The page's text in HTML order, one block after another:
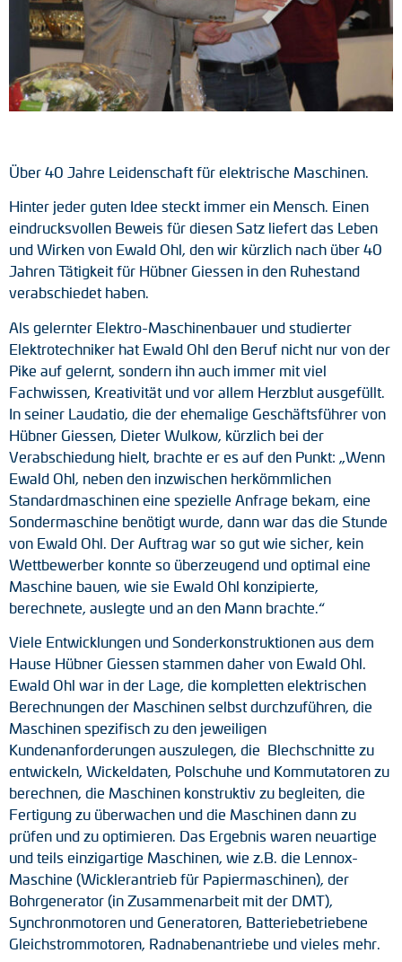
Tacho-Generatoren
LWL-Signalübertragung
Impulsverteiler
Frequenz-Spannungs-Wandler
Handmessgeräte
Kabelschutz
Zwischenflansche
Adapterwellen
Drehmomentstützen
DC Motoren
AC Synchrongeneratoren
Über 40 Jahre Leidenschaft für elektrische Maschinen.
Hinter jeder guten Idee steckt immer ein Mensch. Einen
eindrucksvollen Beweis für diesen Satz liefert das Leben
und Wirken von Ewald Ohl, den wir kürzlich nach über 40
Jahren Tätigkeit für Hübner Giessen in den Ruhestand
verabschiedet haben.
Als gelernter Elektro-Maschinenbauer und studierter
Elektrotechniker hat Ewald Ohl den Beruf nicht nur von der
Pike auf gelernt, sondern ihn auch immer mit viel
Fachwissen, Kreativität und vor allem Herzblut ausgefüllt.
In seiner Laudatio, die der ehemalige Geschäftsführer von
Hübner Giessen, Dieter Wulkow, kürzlich bei der
Verabschiedung hielt, brachte er es auf den Punkt: „Wenn
Ewald Ohl, neben den inzwischen herkömmlichen
Standardmaschinen eine spezielle Anfrage bekam, eine
Sondermaschine benötigt wurde, dann war das die Stunde
von Ewald Ohl. Der Auftrag war so gut wie sicher, kein
Wettbewerber konnte so überzeugend und optimal eine
Maschine bauen, wie sie Ewald Ohl konzipierte,
berechnete, auslegte und an den Mann brachte.“
Viele Entwicklungen und Sonderkonstruktionen aus dem
Hause Hübner Giessen stammen daher von Ewald Ohl.
Ewald Ohl war in der Lage, die kompletten elektrischen
Berechnungen der Maschinen selbst durchzuführen, die
Maschinen spezifisch zu den jeweiligen
Kundenanforderungen auszulegen, die Blechschnitte zu
entwickeln, Wickeldaten, Polschuhe und Kommutatoren zu
berechnen, die Maschinen konstruktiv zu begleiten, die
Fertigung zu überwachen und die Maschinen dann zu
prüfen und zu optimieren. Das Ergebnis waren neuartige
und teils einzigartige Maschinen, wie z.B. die Lennox-
Maschine (Wicklerantrieb für Papiermaschinen), der
Bohrgenerator (in Zusammenarbeit mit der DMT),
Synchronmotoren und Generatoren, Batteriebetriebene
Gleichstrommotoren, Radnabenantriebe und vieles mehr.